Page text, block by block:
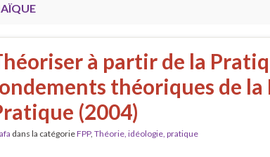
à partir de la
théoriques de
(2004)
dans la catégorieFPP, Théorie, idéologie, pratique